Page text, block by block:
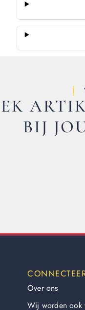
BIJ
Over ons
Wij worden ook